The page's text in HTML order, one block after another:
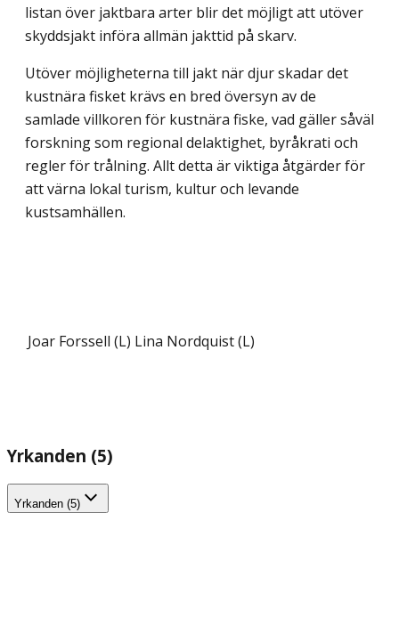
listan över jaktbara arter blir det möjligt att utöver
skyddsjakt införa allmän jakttid på skarv.
Utöver möjligheterna till jakt när djur skadar det
kustnära fisket krävs en bred översyn av de
samlade villkoren för kustnära fiske, vad gäller såväl
forskning som regional delaktighet, byråkrati och
regler för trålning. Allt detta är viktiga åtgärder för
att värna lokal turism, kultur och levande
kustsamhällen.
Joar Forssell (L) Lina Nordquist (L)
Yrkanden (5)
Yrkanden (5)